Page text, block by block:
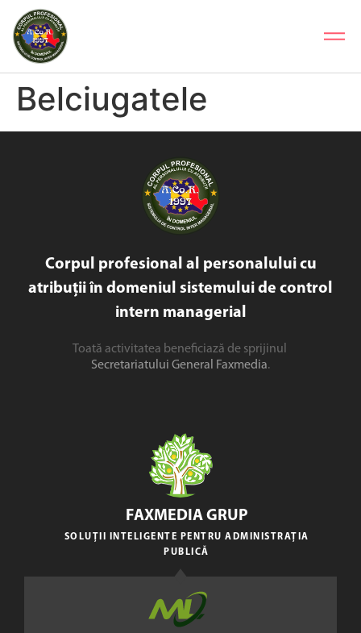
Belciugatele
Corpul profesional al personalului cu
atribuții în domeniul sistemului de control
intern managerial
Toată activitatea beneficiază de sprijinul
Secretariatului General Faxmedia.
FAXMEDIA GRUP
SOLUȚII INTELIGENTE PENTRU ADMINISTRAȚIA
PUBLICĂ